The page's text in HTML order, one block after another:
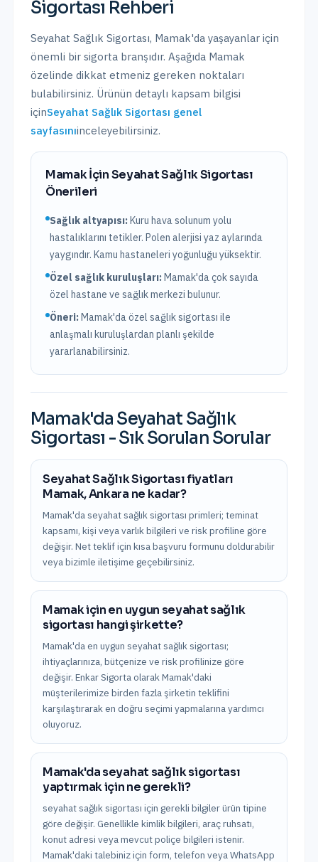
Sigortası Rehberi
Seyahat Sağlık Sigortası, Mamak'da yaşayanlar için
önemli bir sigorta branşıdır. Aşağıda Mamak
özelinde dikkat etmeniz gereken noktaları
bulabilirsiniz. Ürünün detaylı kapsam bilgisi
içinSeyahat Sağlık Sigortası genel
sayfasınıinceleyebilirsiniz.
MamakİçinSeyahat Sağlık Sigortası
Önerileri
Sağlık altyapısı:Kuru hava solunum yolu
hastalıklarını tetikler. Polen alerjisi yaz aylarında
yaygındır. Kamu hastaneleri yoğunluğu yüksektir.
Özel sağlık kuruluşları:Mamak'da çok sayıda
özel hastane ve sağlık merkezi bulunur.
Öneri:Mamak'da özel sağlık sigortası ile
anlaşmalı kuruluşlardan planlı şekilde
yararlanabilirsiniz.
Mamak'da Seyahat Sağlık
Sigortası - Sık Sorulan Sorular
Seyahat Sağlık Sigortası fiyatları
Mamak, Ankara ne kadar?
Mamak'da seyahat sağlık sigortası primleri; teminat
kapsamı, kişi veya varlık bilgileri ve risk profiline göre
değişir. Net teklif için kısa başvuru formunu doldurabilir
veya bizimle iletişime geçebilirsiniz.
Mamak için en uygun seyahat sağlık
sigortası hangi şirkette?
Mamak'da en uygun seyahat sağlık sigortası;
ihtiyaçlarınıza, bütçenize ve risk profilinize göre
değişir. Enkar Sigorta olarak Mamak'daki
müşterilerimize birden fazla şirketin teklifini
karşılaştırarak en doğru seçimi yapmalarına yardımcı
oluyoruz.
Mamak'da seyahat sağlık sigortası
yaptırmak için ne gerekli?
seyahat sağlık sigortası için gerekli bilgiler ürün tipine
göre değişir. Genellikle kimlik bilgileri, araç ruhsatı,
konut adresi veya mevcut poliçe bilgileri istenir.
Mamak'daki talebiniz için form, telefon veya WhatsApp